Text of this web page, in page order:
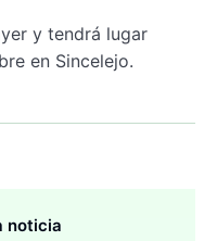
y tendrá lugar
en Sincelejo.
noticia